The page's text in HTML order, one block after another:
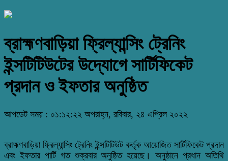
ব্রাহ্মণবাড়িয়া ফ্রিল্যান্সিং ট্রেনিং
ইন্সটিটিউটের উদ্যোগে সার্টিফিকেট
প্রদান ও ইফতার অনুষ্ঠিত
আপডেট সময় : ০১:১২:২২ অপরাহ্ন, রবিবার, ২৪ এপ্রিল ২০২২
ব্রাহ্মণবাড়িয়া ফ্রিল্যান্সিং ট্রেনিং ইন্সটিটিউট কর্তৃক আয়োজিত সার্টিফিকেট প্রদান
এবং ইফতার পার্টি গত শুক্রবার অনুষ্ঠিত হয়েছে। অনুষ্ঠানে প্রধান অতিথি